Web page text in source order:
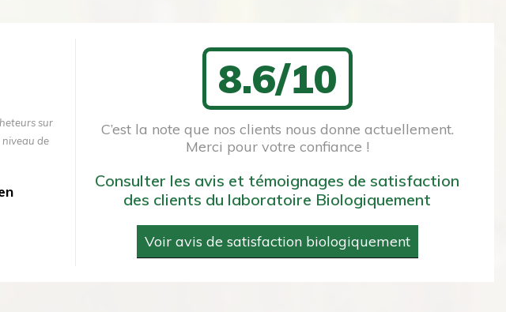
sur
niveau de
8.6/10
C’est la note que nos clients nous donne actuellement.
Merci pour votre confiance !
Consulter les avis et témoignages de satisfaction
des clients du laboratoire Biologiquement
Voir avis de satisfaction biologiquement